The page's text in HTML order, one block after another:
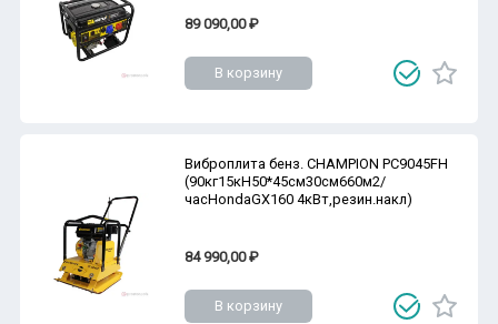
89 090,00 ₽
В корзину
Виброплита бенз. CHAMPION PC9045FH
(90кг15кН50*45см30см660м2/
часHondaGX160 4кВт,резин.накл)
84 990,00 ₽
В корзину